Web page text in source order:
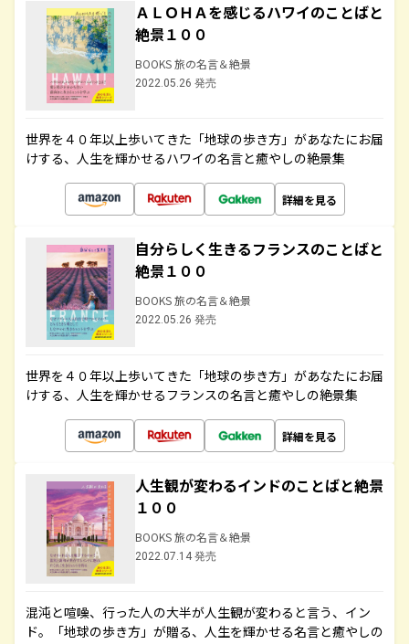
ＡＬＯＨＡを感じるハワイのことばと
絶景１００
BOOKS 旅の名言＆絶景
2022.05.26 発売
世界を４０年以上歩いてきた「地球の歩き方」があなたにお届
けする、人生を輝かせるハワイの名言と癒やしの絶景集
詳細を見る
自分らしく生きるフランスのことばと
絶景１００
BOOKS 旅の名言＆絶景
2022.05.26 発売
世界を４０年以上歩いてきた「地球の歩き方」があなたにお届
けする、人生を輝かせるフランスの名言と癒やしの絶景集
詳細を見る
人生観が変わるインドのことばと絶景
１００
BOOKS 旅の名言＆絶景
2022.07.14 発売
混沌と喧噪、行った人の大半が人生観が変わると言う、イン
ド。「地球の歩き方」が贈る、人生を輝かせる名言と癒やしの